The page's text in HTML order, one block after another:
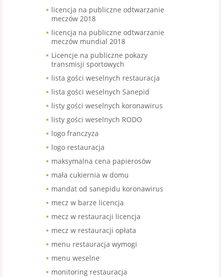
licencja na publiczne odtwarzanie
meczów 2018
licencja na publiczne odtwarzanie
meczów mundial 2018
Licencje na publiczne pokazy
transmisji sportowych
lista gości weselnych restauracja
lista gości weselnych Sanepid
listy gości weselnych koronawirus
listy gości weselnych RODO
logo franczyza
logo restauracja
maksymalna cena papierosów
mała cukiernia w domu
mandat od sanepidu koronawirus
mecz w barze licencja
mecz w restauracji licencja
mecz w restauracji opłata
menu restauracja wymogi
menu weselne
monitoring restauracja